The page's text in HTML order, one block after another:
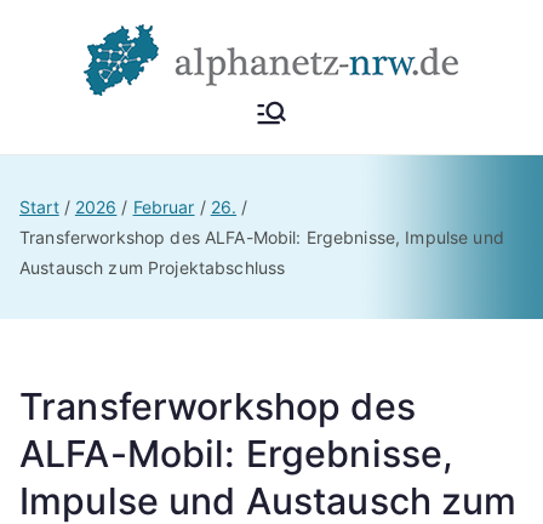
Alphan
etz
NRW
Start 2026 Februar
26.
Transferworkshop des ALFA-Mobil: Ergebnisse, Impulse und
Austausch zum Projektabschluss
Transferworkshop des
ALFA-Mobil: Ergebnisse,
Impulse und Austausch zum